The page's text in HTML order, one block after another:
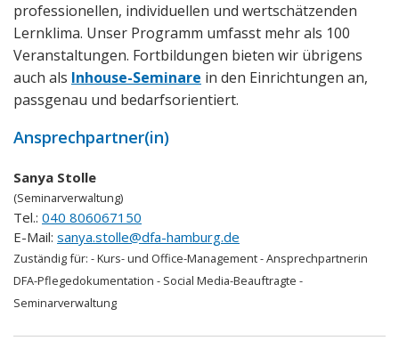
professionellen, individuellen und wertschätzenden
Lernklima. Unser Programm umfasst mehr als 100
Veranstaltungen. Fortbildungen bieten wir übrigens
auch als Inhouse-Seminare in den Einrichtungen an,
passgenau und bedarfsorientiert.
Ansprechpartner(in)
Sanya Stolle
(Seminarverwaltung)
Tel.: 040 806067150
E-Mail: sanya.stolle@dfa-hamburg.de
Zuständig für: - Kurs- und Office-Management - Ansprechpartnerin
DFA-Pflegedokumentation - Social Media-Beauftragte -
Seminarverwaltung